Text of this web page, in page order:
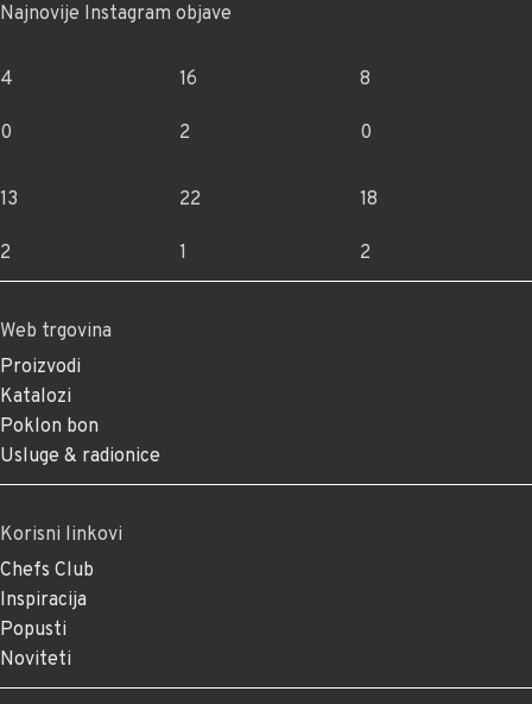
Najnovije Instagram objave
4
0
16
2
8
0
13
2
22
1
18
2
Web trgovina
Proizvodi
Katalozi
Poklon bon
Usluge & radionice
Korisni linkovi
Chefs Club
Inspiracija
Popusti
Noviteti